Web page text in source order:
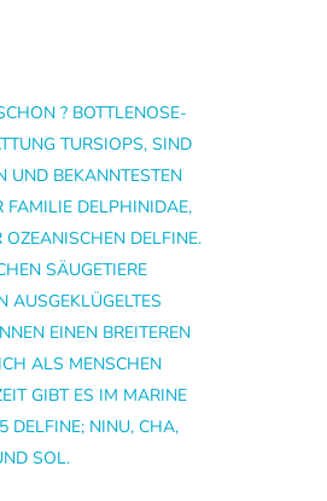
? BOTTLENOSE-
TURSIOPS, SIND
UND BEKANNTESTEN
FAMILIE DELPHINIDAE,
OZEANISCHEN DELFINE.
SÄUGETIERE
AUSGEKLÜGELTES
EINEN BREITEREN
ALS MENSCHEN
GIBT ES IM MARINE
DELFINE; NINU, CHA,
SOL.